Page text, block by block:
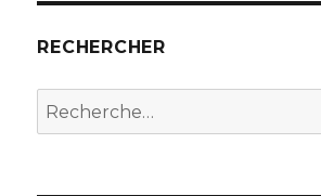
RECHERCHER
Recherche
pour